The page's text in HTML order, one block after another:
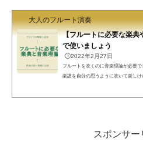
大人のフルート演奏
【フルートに必要な楽典
で使いましょう
🕒️2022年2月27日
フルートを吹くのに音楽理論が必要
楽譜を自分の思うように吹いて楽し
スポンサー